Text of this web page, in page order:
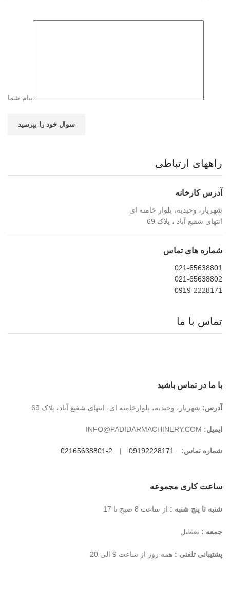
پیام شما
راههای ارتباطی
آدرس کارخانه
شهریار، وحیدیه، بلوار خامنه ای
انتهای شفیع آباد ، پلاک 69
شماره های تماس
021-65638801
021-65638802
0919-2228171
تماس با ما
با ما در تماس باشید
آدرس: شهریار، وحیدیه، بلوارخامنه ای، انتهای شفیع آباد، پلاک 69
ایمیل:
شماره تماس: 09192228171
|
2-02165638801
ساعت کاری مجموعه
شنبه تا پنج شنبه : از ساعت 8 صبح تا 17
جمعه : تعطیل
پشتیبانی تلفنی : همه روز از ساعت 9 الی 20